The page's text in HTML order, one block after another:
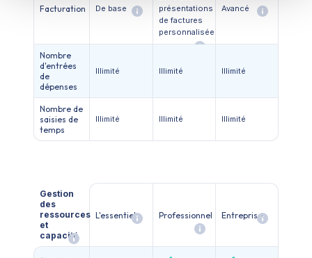
Facturation De base
présentations
de factures
personnalisées
Avancé
Nombre
d'entrées
de
dépenses
Illimité Illimité Illimité
Nombre de
saisies de
temps
Illimité Illimité Illimité
Gestion
des
ressources
et
capacité
L'essentiel Professionnel Entreprise